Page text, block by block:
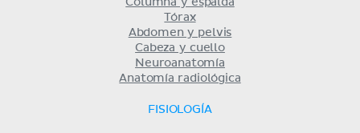
Tórax
Abdomen y pelvis
Cabeza y cuello
Neuroanatomía
Anatomía radiológica
FISIOLOGÍA